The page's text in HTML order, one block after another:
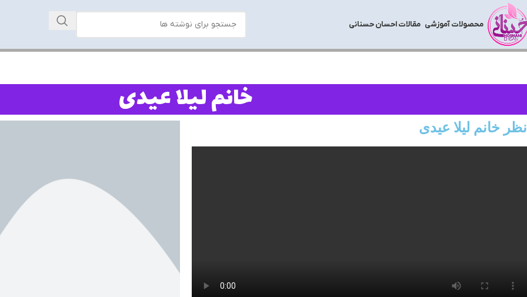
محصولات آموزشی مقالات احسان حسنانی
خانم لیلا عیدی
نظر خانم لیلا عیدی